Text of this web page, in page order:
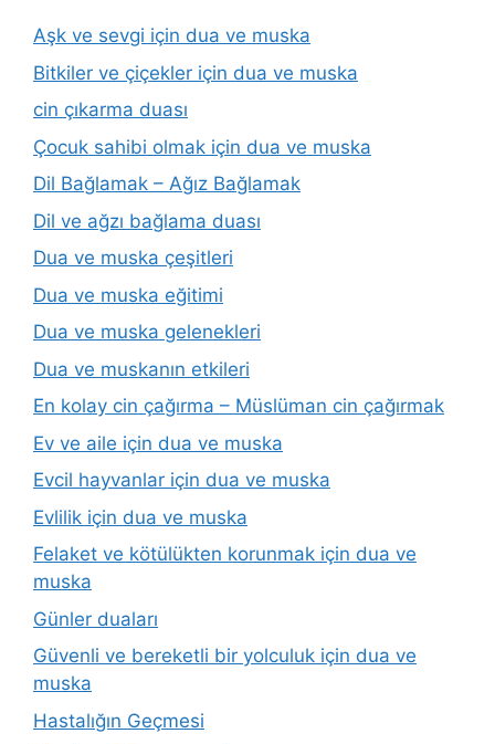
Aşk ve sevgi için dua ve muska
Bitkiler ve çiçekler için dua ve muska
cin çıkarma duası
Çocuk sahibi olmak için dua ve muska
Dil Bağlamak – Ağız Bağlamak
Dil ve ağzı bağlama duası
Dua ve muska çeşitleri
Dua ve muska eğitimi
Dua ve muska gelenekleri
Dua ve muskanın etkileri
En kolay cin çağırma – Müslüman cin çağırmak
Ev ve aile için dua ve muska
Evcil hayvanlar için dua ve muska
Evlilik için dua ve muska
Felaket ve kötülükten korunmak için dua ve
muska
Günler duaları
Güvenli ve bereketli bir yolculuk için dua ve
muska
Hastalığın Geçmesi